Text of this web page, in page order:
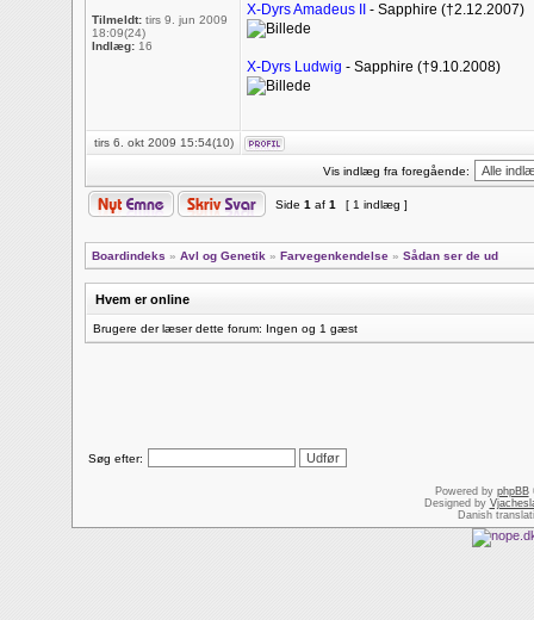
Tilmeldt: tirs 9. jun 2009
18:09(24)
Indlæg: 16
X-Dyrs Amadeus II
- Sapphire (†2.12.2007)
X-Dyrs Ludwig - Sapphire (†9.10.2008)
tirs 6. okt 2009 15:54(10)
Vis indlæg fra foregående:
Side 1 af 1 [ 1 indlæg ]
Boardindeks » Avl og Genetik » Farvegenkendelse » Sådan ser de ud
Hvem er online
Brugere der læser dette forum: Ingen og 1 gæst
Søg efter:
Powered by phpBB
Designed by
Danish